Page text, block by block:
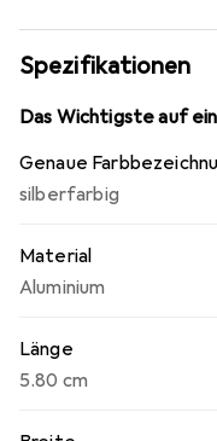
schwarzem
Handhabung und
speziell für den
konzipiert und lässt
Funktionalität macht
jeden Kleiderschrank
Spezifikationen
Das Wichtigste auf
Genaue
silberfarbig
Material
Aluminium
Länge
5.80 cm